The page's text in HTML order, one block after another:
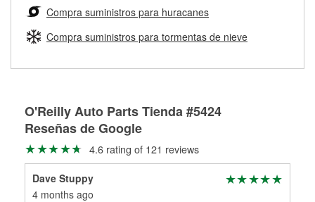
Más información sobre el Programa de Préstamo de
Herramientas de O'Reilly
medirán tus tambores o discos para determinar si pueden
ser rectificados con seguridad. Si tus tambores o discos no
pueden ser reutilizados, podemos ayudarte a encontrar las
partes de reemplazo correctas para tu reparación.
Rectificación de tambores y discos de freno
Compra suministros para huracanes
Compra suministros para tormentas de nieve
O'Reilly Auto Parts Tienda #5424
Reseñas de Google
4.6 rating of 121 reviews
Dave Stuppy
4 months ago